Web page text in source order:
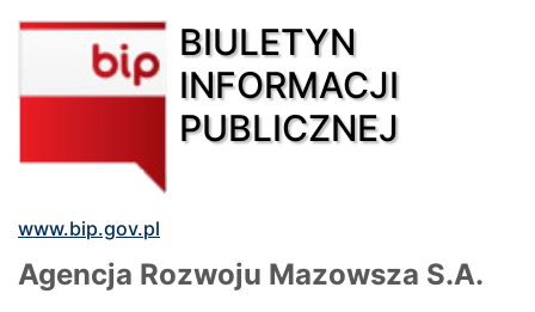
BIULETYN
INFORMACJI
PUBLICZNEJ
www.bip.gov.pl
Agencja Rozwoju Mazowsza S.A.